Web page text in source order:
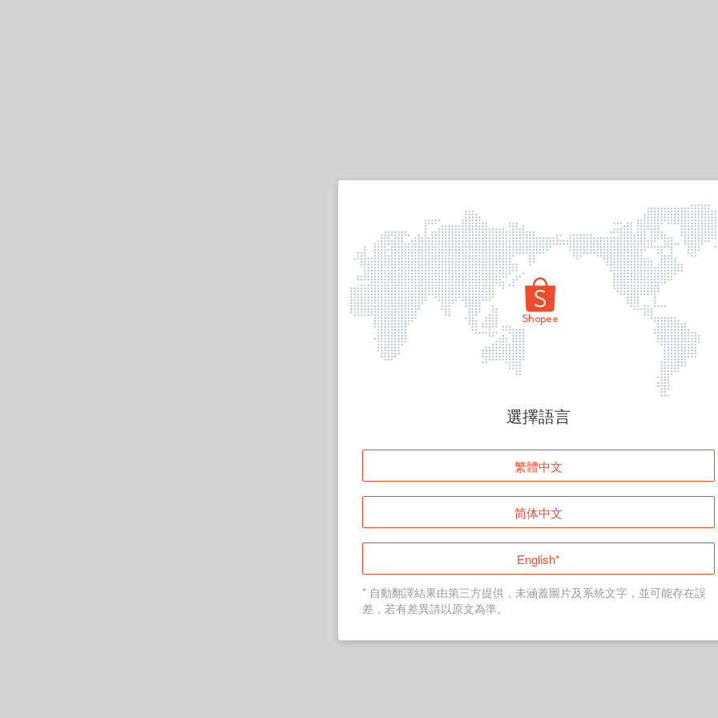
頁面無法顯示
登入
返回首頁
選擇語言
繁體中文
简体中文
English*
* 自動翻譯結果由第三方提供，未涵蓋圖片及系統文字，並可能存在誤
差，若有差異請以原文為準。